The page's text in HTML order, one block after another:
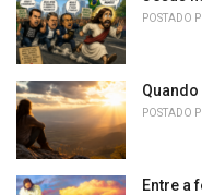
POSTADO
POSTADO
Entre a